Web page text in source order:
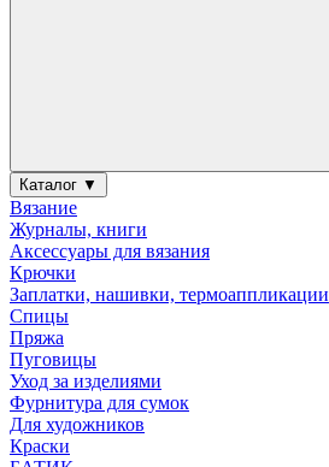
Каталог ▼
Вязание
Журналы, книги
Аксессуары для вязания
Крючки
Заплатки, нашивки, термоаппликации
Спицы
Пряжа
Пуговицы
Уход за изделиями
Фурнитура для сумок
Для художников
Краски